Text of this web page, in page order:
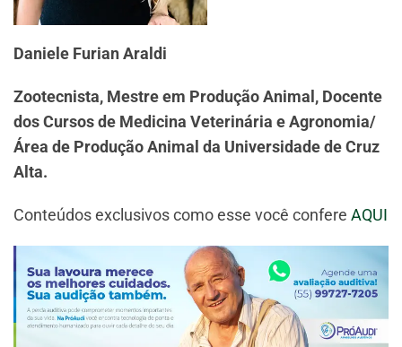
Daniele Furian Araldi
Zootecnista, Mestre em Produção Animal, Docente
dos Cursos de Medicina Veterinária e Agronomia/
Área de Produção Animal da Universidade de Cruz
Alta.
Conteúdos exclusivos como esse você confere AQUI